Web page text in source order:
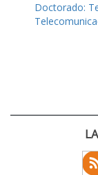
Doctorado: